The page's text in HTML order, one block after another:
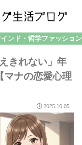
インド・哲学ファッション
きれない」年
マナの恋愛心理
2025.10.05